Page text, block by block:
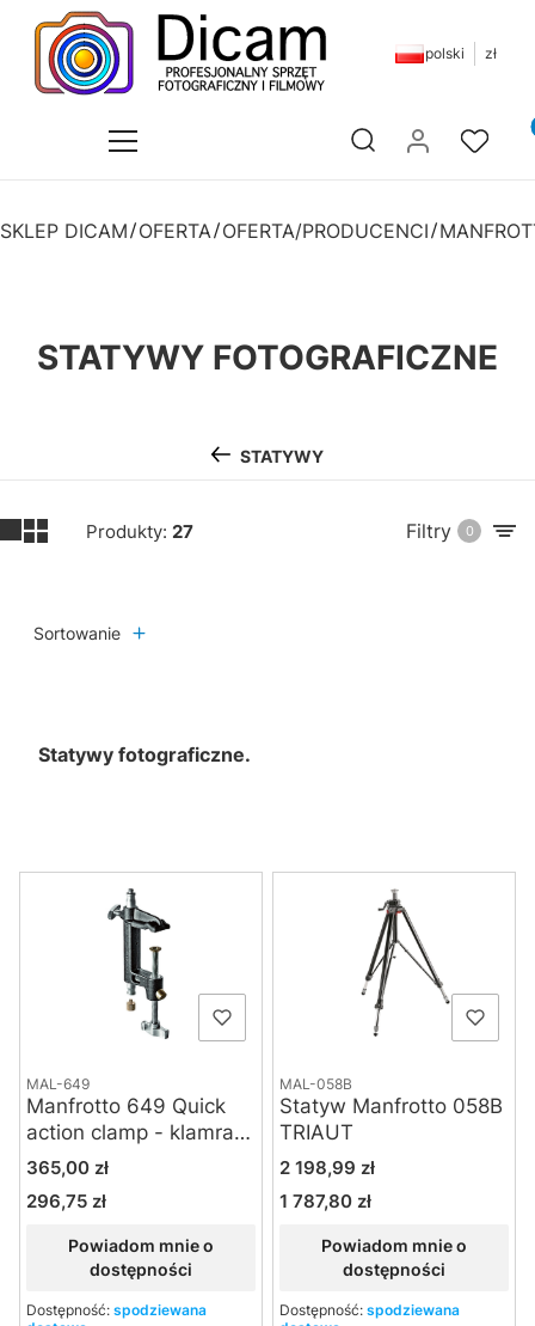
polski zł
Otwórz wyszukiwarkę
SKLEP DICAM OFERTA OFERTA/PRODUCENCI
STATYWY FOTOGRAFICZNE
STATYWY
Produkty: 27 Filtry 0
Sortowanie
Statywy fotograficzne.
Lista produktów
MAL-649
Manfrotto 649 Quick
action clamp - klamra z
wysuwanym trzpieniem
16 mm
Cena
365,00 zł
Cena
296,75 zł
Powiadom mnie o
dostępności
Dostępność: spodziewana
MAL-058B
Statyw Manfrotto 058B
TRIAUT
Cena
2 198,99 zł
Cena
1 787,80 zł
Powiadom mnie o
dostępności
Dostępność: spodziewana